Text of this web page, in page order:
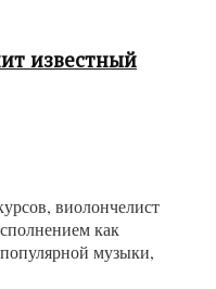
известный
виолончелист
как
музыки,